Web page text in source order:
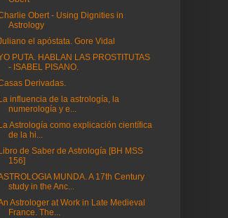
Obert - Using Dignities in
Astrology
el apóstata. Gore Vidal
PUTA. HABLAN LAS PROSTITUTAS
- ISABEL PISANO.
Derivadas.
La influencia de la astrología, la
numerología y e...
La Astrología como explicación científica
de la hi...
Libro de Saber de Astrología [BH MSS
156]
MUNDA. A 17th Century
study in the Anc...
Astrologer at Work in Late Medieval
France. The...